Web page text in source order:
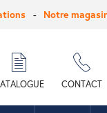
Notre
CONTACT